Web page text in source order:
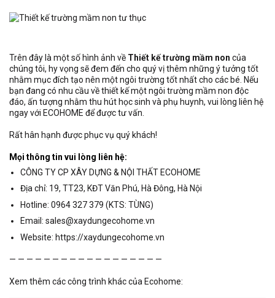
Trên đây là một số hình ảnh về Thiết kế trường mầm non của
chúng tôi, hy vọng sẽ đem đến cho quý vị thêm những ý tưởng tốt
nhằm mục đích tạo nên một ngôi trường tốt nhất cho các bé. Nếu
bạn đang có nhu cầu về thiết kế một ngôi trường mầm non độc
đáo, ấn tượng nhằm thu hút học sinh và phụ huynh, vui lòng liên hệ
ngay với ECOHOME để được tư vấn.
Rất hân hạnh được phục vụ quý khách!
Mọi thông tin vui lòng liên hệ:
CÔNG TY CP XÂY DỰNG & NỘI THẤT ECOHOME
Địa chỉ: 19, TT23, KĐT Văn Phú, Hà Đông, Hà Nội
Hotline: 0964 327 379 (KTS: TÙNG)
Email: sales@xaydungecohome.vn
Website: https://xaydungecohome.vn
— — — — — — — — — — — — — — — — — —
Xem thêm các công trình khác của Ecohome: